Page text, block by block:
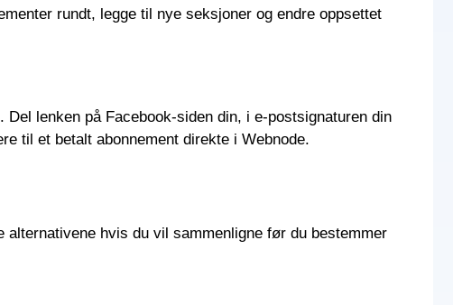
rundt, legge til nye seksjoner og endre oppsettet
lenken på Facebook-siden din, i e-postsignaturen din
til et betalt abonnement direkte i Webnode.
hvis du vil sammenligne før du bestemmer